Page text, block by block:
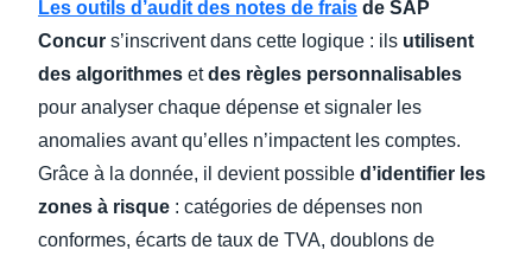
Les outils d’audit des notes de frais de SAP
Concur s’inscrivent dans cette logique : ils utilisent
des algorithmes etdes règles personnalisables
pour analyser chaque dépense et signaler les
anomalies avant qu’elles n’impactent les comptes.
Grâce à la donnée, il devient possible d’identifier les
zones à risque : catégories de dépenses non
conformes, écarts de taux de TVA, doublons de